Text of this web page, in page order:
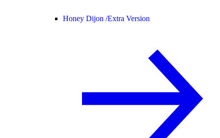
Honey Dijon /Extra Version